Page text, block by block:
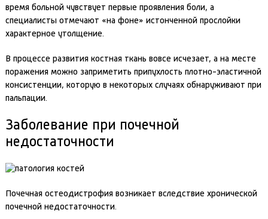
время больной чувствует первые проявления боли, а
специалисты отмечают «на фоне» истонченной прослойки
характерное утолщение.
В процессе развития костная ткань вовсе исчезает, а на месте
поражения можно заприметить припухлость плотно-эластичной
консистенции, которую в некоторых случаях обнаруживают при
пальпации.
Заболевание при почечной
недостаточности
Почечная остеодистрофия возникает вследствие хронической
почечной недостаточности.